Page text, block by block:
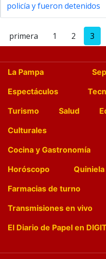
policía y fueron detenidos
primera 1 2 3
La Pampa
Espectáculos
Turismo
Salud
Culturales
Cocina y Gastronomía
Horóscopo
Quiniela
Farmacias de turno
Transmisiones en vivo
El Diario de Papel en